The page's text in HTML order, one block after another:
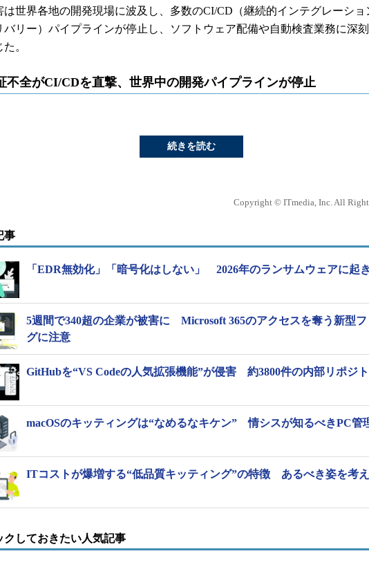
世界各地の開発現場に波及し、多数のCI/CD（継続的インテグレーショ
バリー）パイプラインが停止し、ソフトウェア配備や自動検査業務に深
。
不全がCI/CDを直撃、世界中の開発パイプラインが停止
続きを読む
Copyright © ITmedia, Inc. All
事
「EDR無効化」「暗号化はしない」 2026年のランサムウェアに起
5週間で340超の企業が被害に Microsoft 365のアクセスを奪う新型
グに注意
GitHubを“VS Codeの人気拡張機能”が侵害 約3800件の内部リポジ
macOSのキッティングは“なめるなキケン” 情シスが知るべきPC管
ITコストが爆増する“低品質キッティング”の特徴 あるべき姿を考
クしておきたい人気記事